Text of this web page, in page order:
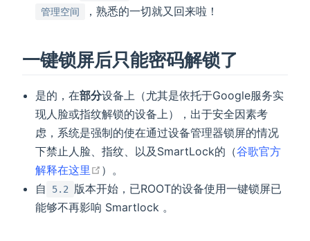
管理空间 ，熟悉的一切就又回来啦！
一键锁屏后只能密码解锁了
是的，在部分设备上（尤其是依托于Google服务实
现人脸或指纹解锁的设备上），出于安全因素考
虑，系统是强制的使在通过设备管理器锁屏的情况
下禁止人脸、指纹、以及SmartLock的（谷歌官方
解释在这里
open in new window
）。
自
5.2
版本开始，已ROOT的设备使用一键锁屏已
能够不再影响 Smartlock 。